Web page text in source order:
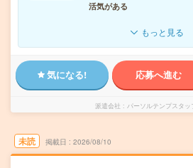
活気がある
もっと見る
気になる! 応募へ進む
派遣会社 パーソルテンプスタッ
未読 掲載日 2026/08/10